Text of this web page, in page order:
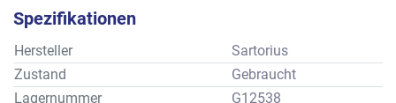
Spezifikationen
Hersteller
Sartorius
Zustand
Gebraucht
Lagernummer
G12538